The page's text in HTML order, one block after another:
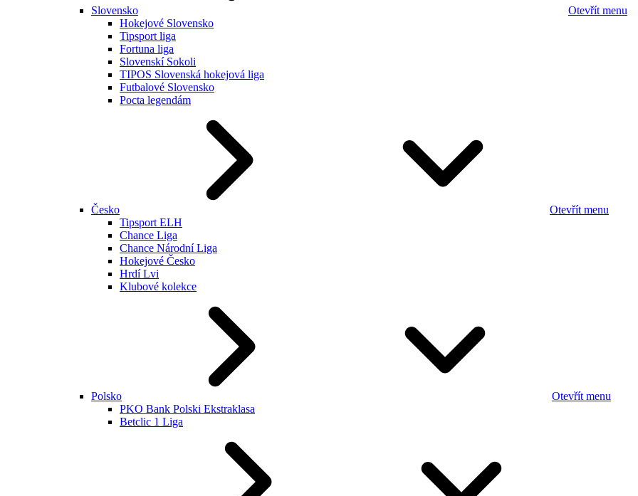
Slovensko
Otevřít menu
Hokejové Slovensko
Tipsport liga
Fortuna liga
Slovenskí Sokoli
TIPOS Slovenská hokejová liga
Futbalové Slovensko
Pocta legendám
Česko
Otevřít menu
Tipsport ELH
Chance Liga
Chance Národní Liga
Hokejové Česko
Hrdí Lvi
Klubové kolekce
Polsko
Otevřít menu
PKO Bank Polski Ekstraklasa
Betclic 1 Liga